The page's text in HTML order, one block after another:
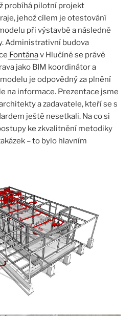
probíhá pilotní projekt
jehož cílem je otestování
při výstavbě a následně
Administrativní budova
Fontánav Hlučíně se právě
jako BIM koordinátor a
je odpovědný za plnění
na informace. Prezentace jsme
a zadavatele, kteří se s
ještě nesetkali. Na co si
ke zkvalitnění metodiky
– to bylo hlavním